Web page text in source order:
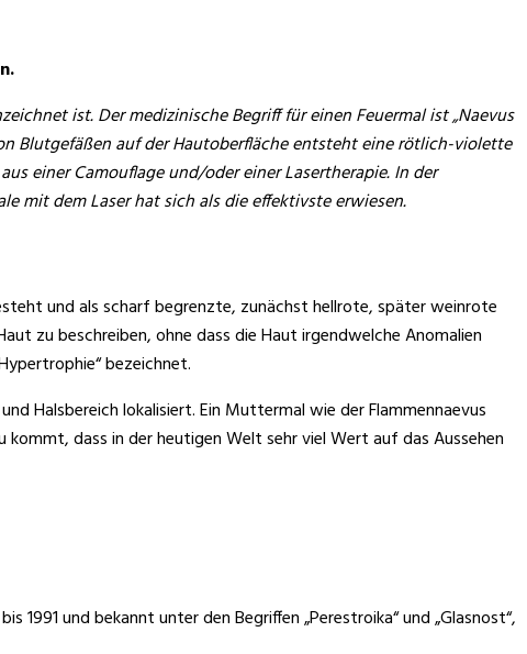
ist. Der medizinische Begriff für einen Feuermal ist „Naevus
Blutgefäßen auf der Hautoberfläche entsteht eine rötlich-violette
einer Camouflage und/oder einer Lasertherapie. In der
mit dem Laser hat sich als die effektivste erwiesen.
und als scharf begrenzte, zunächst hellrote, später weinrote
zu beschreiben, ohne dass die Haut irgendwelche Anomalien
bezeichnet.
Halsbereich lokalisiert. Ein Muttermal wie der Flammennaevus
dass in der heutigen Welt sehr viel Wert auf das Aussehen
und bekannt unter den Begriffen „Perestroika“ und „Glasnost“,